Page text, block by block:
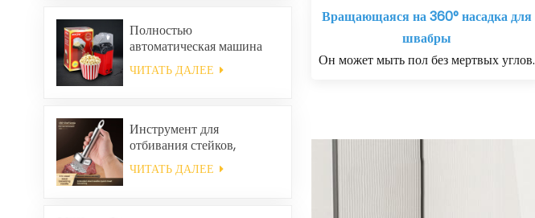
Полностью
автоматическая машина
для приготовления
попкорна, портативная
ЧИТАТЬ ДАЛЕЕ
Инструмент для
отбивания стейков,
размягчитель говядины.
ЧИТАТЬ ДАЛЕЕ
Вращающаяся на 360° насадка для
швабры
Он может мыть пол без мертвых углов.